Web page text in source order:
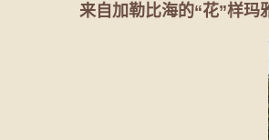
来自加勒比海的“花”样玛